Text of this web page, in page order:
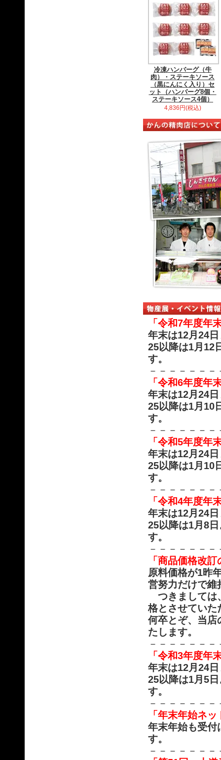
冷凍ハンバーグ（牛
肉）・ステーキソース
（黒にんにく入り）セ
ット（ハンバーグ8個・
ステーキソース4個）
4,836円(税込)
「令和7年度年
年末は12月24
25以降は1月12
す。
－－－－－－
「令和6年度年
年末は12月24
25以降は1月10
す。
－－－－－－
「令和5年度年
年末は12月24
25以降は1月10
す。
－－－－－－
「令和4年度年
年末は12月24
25以降は1月8
す。
－－－－－－
「商品価格改
原料価格が1昨
営努力だけで維
つきましては
格とさせていた
何卒とぞ、当店
たします。
－－－－－－
「令和3年度年
年末は12月24
25以降は1月5
す。
－－－－－－
「年末年始ネ
年末年始も受付
す。
－－－－－－